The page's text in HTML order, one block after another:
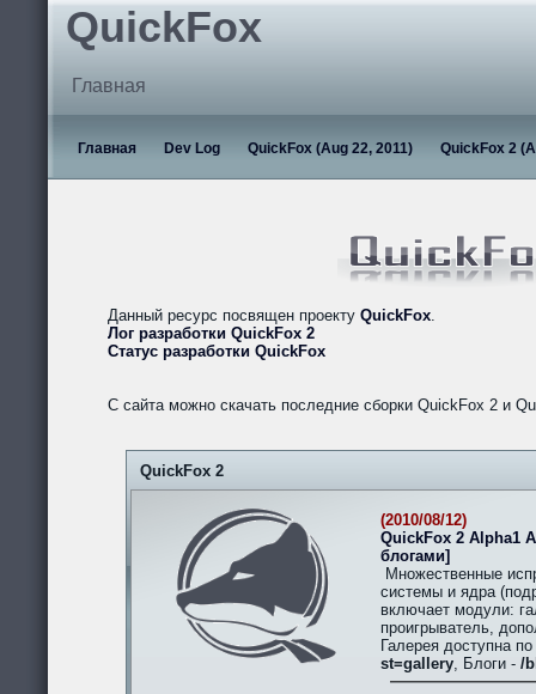
QuickFox
Главная
Главная Dev Log QuickFox (Aug 22, 2011) QuickFox 2
Данный ресурс посвящен проекту QuickFox.
Лог разработки QuickFox 2
Статус разработки QuickFox
С сайта можно скачать последние сборки QuickFox 2 и
QuickFox 2
(2010/08/12)
QuickFox 2 Alpha1
блогами]
Множественные
системы и ядра
включает модули:
проигрыватель,
Галерея доступна
st=gallery, Блоги - /